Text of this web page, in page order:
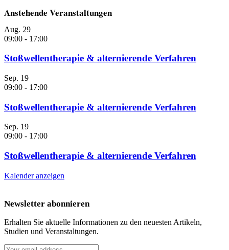
Anstehende Veranstaltungen
Aug. 29
09:00 - 17:00
Stoßwellentherapie & alternierende Verfahren
Sep. 19
09:00 - 17:00
Stoßwellentherapie & alternierende Verfahren
Sep. 19
09:00 - 17:00
Stoßwellentherapie & alternierende Verfahren
Kalender anzeigen
Newsletter abonnieren
Erhalten Sie aktuelle Informationen zu den neuesten Artikeln,
Studien und Veranstaltungen.